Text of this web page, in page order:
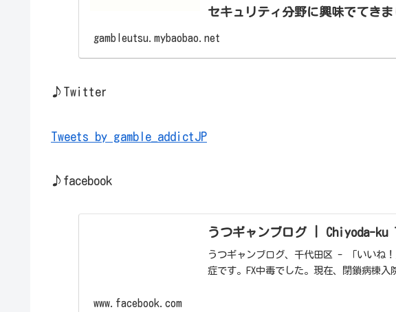
セキュリティ分野に興味でてきま
gambleutsu.mybaobao.net
♪Twitter
Tweets by gamble_addictJP
♪facebook
うつギャンブログ | Chiyoda-ku
うつギャンブログ、千代田区 - 「いいね
症です。FX中毒でした。現在、閉鎖病棟
www.facebook.com